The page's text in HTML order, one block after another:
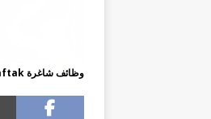
وظائف شاغرة wezaftak